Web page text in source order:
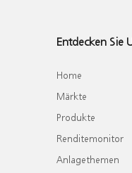
Entdecken Sie
Home
Märkte
Produkte
Renditemonitor
Anlagethemen